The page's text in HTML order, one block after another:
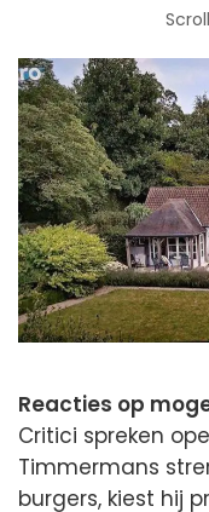
Reacties op
Critici spreken
Timmermans
burgers, kiest hij